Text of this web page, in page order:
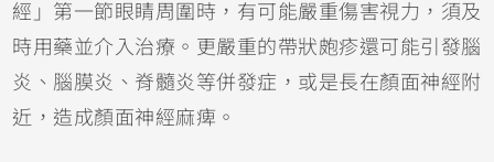
經」第一節眼睛周圍時，有可能嚴重傷害視力，須及
時用藥並介入治療。更嚴重的帶狀皰疹還可能引發腦
炎、腦膜炎、脊髓炎等併發症，或是長在顏面神經附
近，造成顏面神經麻痺。